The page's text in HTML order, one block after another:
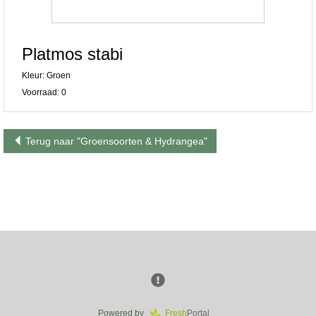
Platmos stabi
Kleur: Groen
Voorraad: 0
Terug naar "Groensoorten & Hydrangea"
Powered by Fresh Portal